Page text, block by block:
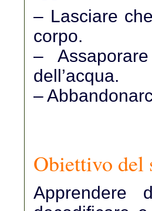
– Lasciare
corpo.
–
dell’acqua.
–
Obiettivo del
Apprendere